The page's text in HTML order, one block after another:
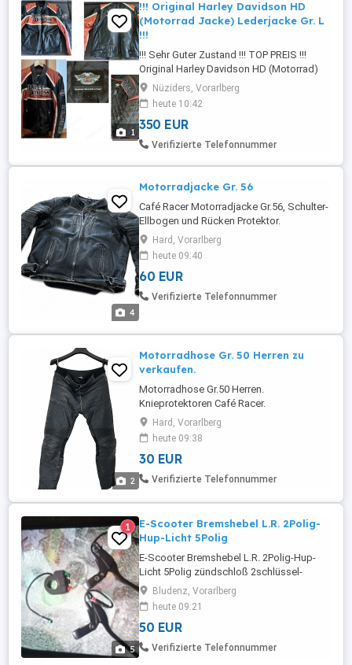
1
!!! Original Harley Davidson HD
(Motorrad Jacke) Lederjacke Gr. L
!!!
!!! Sehr Guter Zustand !!! TOP PREIS !!!
Original Harley Davidson HD (Motorrad)
Lederjacke in sehr gutem Zustand wenig
getragen. --> sowohl für Herren und
Damen zu tragen * Sehr angenehm zu
Tragen (mit und ohne Motorrad ). Jacke *
Ein echter Hingucker sowohl auf dem
Nüziders, Vorarlberg
heute 10:42
350 EUR
Verifizierte Telefonnummer
4
Motorradjacke Gr. 56
Café Racer Motorradjacke Gr.56, Schulter-
Ellbogen und Rücken Protektor.
Herausnehmbar Innenfutter.
Hard, Vorarlberg
heute 09:40
60 EUR
Verifizierte Telefonnummer
2
Motorradhose Gr. 50 Herren zu
verkaufen.
Motorradhose Gr.50 Herren.
Knieprotektoren Café Racer.
Hard, Vorarlberg
heute 09:38
30 EUR
Verifizierte Telefonnummer
5
1
E-Scooter Bremshebel L.R. 2Polig-
Hup-Licht 5Polig
E-Scooter Bremshebel L.R. 2Polig-Hup-
Licht 5Polig zündschloß 2schlüssel-
gashebel nur zusammen!
Bludenz, Vorarlberg
heute 09:21
50 EUR
Verifizierte Telefonnummer